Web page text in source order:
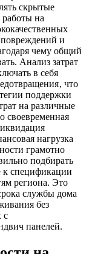
скрытые
на
и
чему общий
Анализ затрат
в себя
что
поддержки
на различные
своевременная
нагрузка
грамотно
подбирать
к спецификации
региона. Это
службы дома
без
с
панелей.